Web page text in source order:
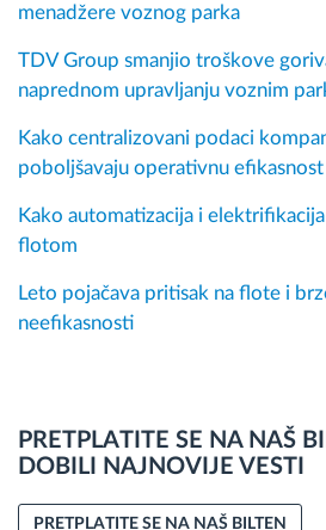
menadžere voznog parka
TDV Group smanjio troškove
naprednom upravljanju voznim
Kako centralizovani podaci
poboljšavaju operativnu efikasnost
Kako automatizacija i
flotom
Leto pojačava pritisak na flote i
neefikasnosti
PRETPLATITE SE NA NAŠ
DOBILI NAJNOVIJE VESTI
PRETPLATITE SE NA NAŠ BILTEN